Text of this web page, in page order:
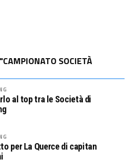
SOCIETÀ
al top tra le Società di
per La Querce di capitan